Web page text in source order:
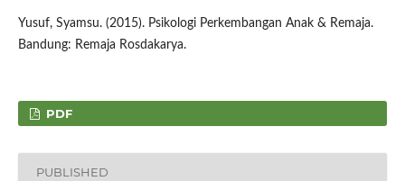
Yusuf, Syamsu. (2015). Psikologi Perkembangan Anak & Remaja.
Bandung: Remaja Rosdakarya.
PDF
PUBLISHED